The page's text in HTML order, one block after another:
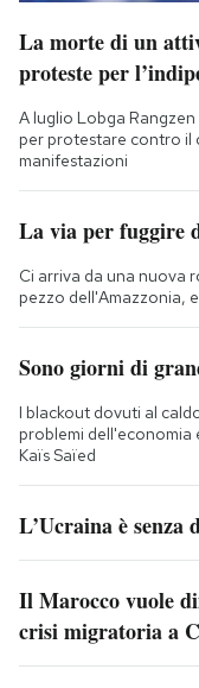
La morte di un
proteste per
A luglio Lobga
per protestare contro il
manifestazioni
La via per fuggire
Ci arriva da una nuova
pezzo dell'Amazzonia,
Sono giorni di
I blackout dovuti al
problemi
Kaïs Saïed
L’Ucraina è senza
Il Marocco vuole
crisi migratoria a